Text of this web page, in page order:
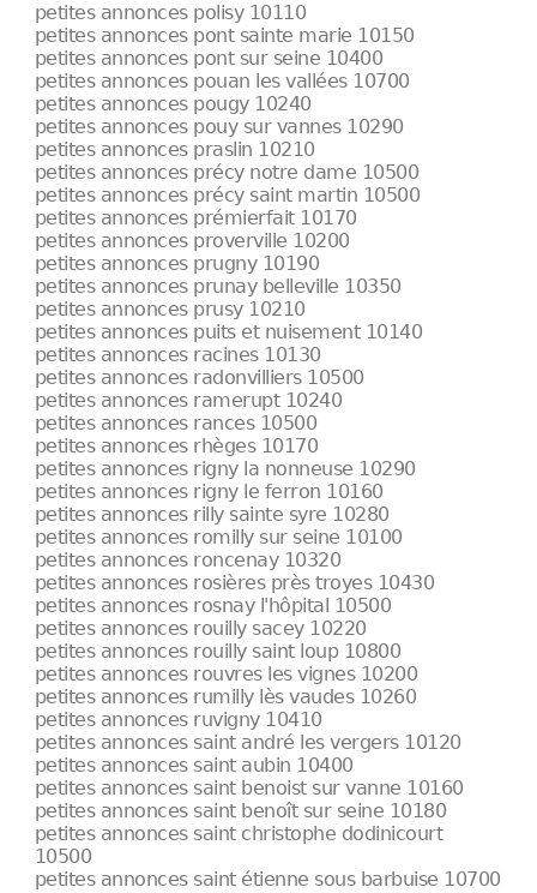
petites annonces polisy 10110
petites annonces pont sainte marie 10150
petites annonces pont sur seine 10400
petites annonces pouan les vallées 10700
petites annonces pougy 10240
petites annonces pouy sur vannes 10290
petites annonces praslin 10210
petites annonces précy notre dame 10500
petites annonces précy saint martin 10500
petites annonces prémierfait 10170
petites annonces proverville 10200
petites annonces prugny 10190
petites annonces prunay belleville 10350
petites annonces prusy 10210
petites annonces puits et nuisement 10140
petites annonces racines 10130
petites annonces radonvilliers 10500
petites annonces ramerupt 10240
petites annonces rances 10500
petites annonces rhèges 10170
petites annonces rigny la nonneuse 10290
petites annonces rigny le ferron 10160
petites annonces rilly sainte syre 10280
petites annonces romilly sur seine 10100
petites annonces roncenay 10320
petites annonces rosières près troyes 10430
petites annonces rosnay l'hôpital 10500
petites annonces rouilly sacey 10220
petites annonces rouilly saint loup 10800
petites annonces rouvres les vignes 10200
petites annonces rumilly lès vaudes 10260
petites annonces ruvigny 10410
petites annonces saint andré les vergers 10120
petites annonces saint aubin 10400
petites annonces saint benoist sur vanne 10160
petites annonces saint benoît sur seine 10180
petites annonces saint christophe dodinicourt
10500
petites annonces saint étienne sous barbuise 10700